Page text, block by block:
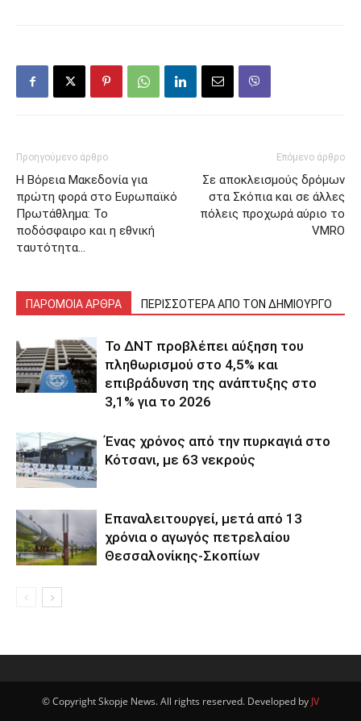
Προηγούμενο άρθρο
H Βόρεια Μακεδονία για
πρώτη φορά στο Ευρωπαϊκό
Πρωτάθλημα: Το
ποδόσφαιρο και η εθνική
ταυτότητα…
Επόμενο άρθρο
Σε αποκλεισμούς δρόμων
στα Σκόπια και σε άλλες
πόλεις προχωρά αύριο το
VMRO
ΠΑΡΟΜΟΙΑ ΑΡΘΡΑ ΠΕΡΙΣΣΟΤΕΡΑ ΑΠΟ ΤΟΝ ΔΗΜΙΟΥΡΓΟ
Το ΔΝΤ προβλέπει αύξηση του
πληθωρισμού στο 4,5% και
επιβράδυνση της ανάπτυξης στο
3,1% για το 2026
Ένας χρόνος από την πυρκαγιά στο
Κότσανι, με 63 νεκρούς
Επαναλειτουργεί, μετά από 13
χρόνια ο αγωγός πετρελαίου
Θεσσαλονίκης-Σκοπίων
© Copyright Skopje News. All rights reserved. Developed by JV